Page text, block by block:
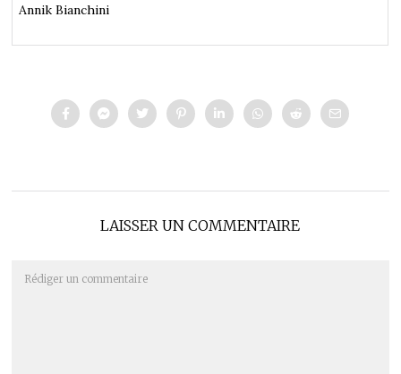
Annik Bianchini
LAISSER UN COMMENTAIRE